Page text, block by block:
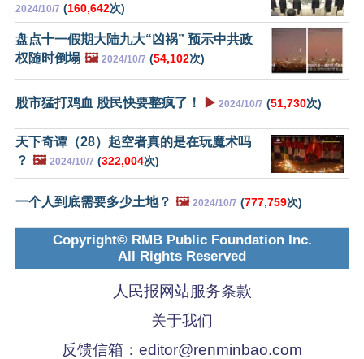
2024/10/7 (160,642次)
盘点十一假期大陆九大“凶祸” 预示中共政
权随时倒塌 🖼️ 2024/10/7 (54,102次)
股市猛打鸡血 股民快要整疯了！ ▶️ 2024/10/7 (51,730次)
天下奇谭（28）起空者真的是在玩魔术吗
？ 🖼️ 2024/10/7 (322,004次)
一个人到底需要多少土地？ 🖼️ 2024/10/7 (777,759次)
Copyright© RMB Public Foundation Inc.
All Rights Reserved
人民报网站服务条款
关于我们
反馈信箱： editor@renminbao.com